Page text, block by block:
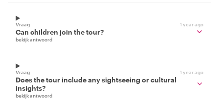
Vraag 1 year ago
Can children join the tour?
bekijk antwoord
Vraag 1 year ago
Does the tour include any sightseeing or cultural
insights?
bekijk antwoord